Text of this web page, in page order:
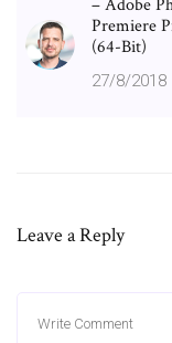
– Adobe
Premiere
(64-Bit)
27/8/2018
Leave a Reply